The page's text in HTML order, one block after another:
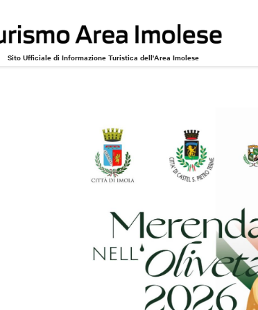
Sito Ufficiale di Informazione Turistica dell'Area Imolese